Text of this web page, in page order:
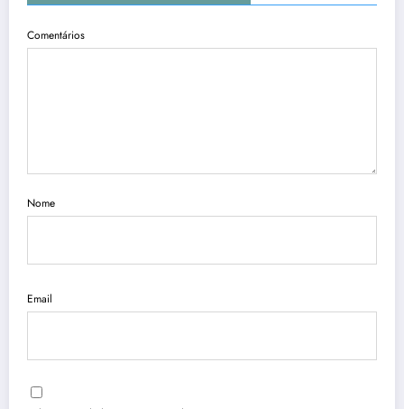
Comentários
Nome
Email